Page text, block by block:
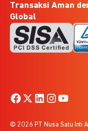
Transaksi Aman
Global
© 2026 PT Nusa Satu Inti